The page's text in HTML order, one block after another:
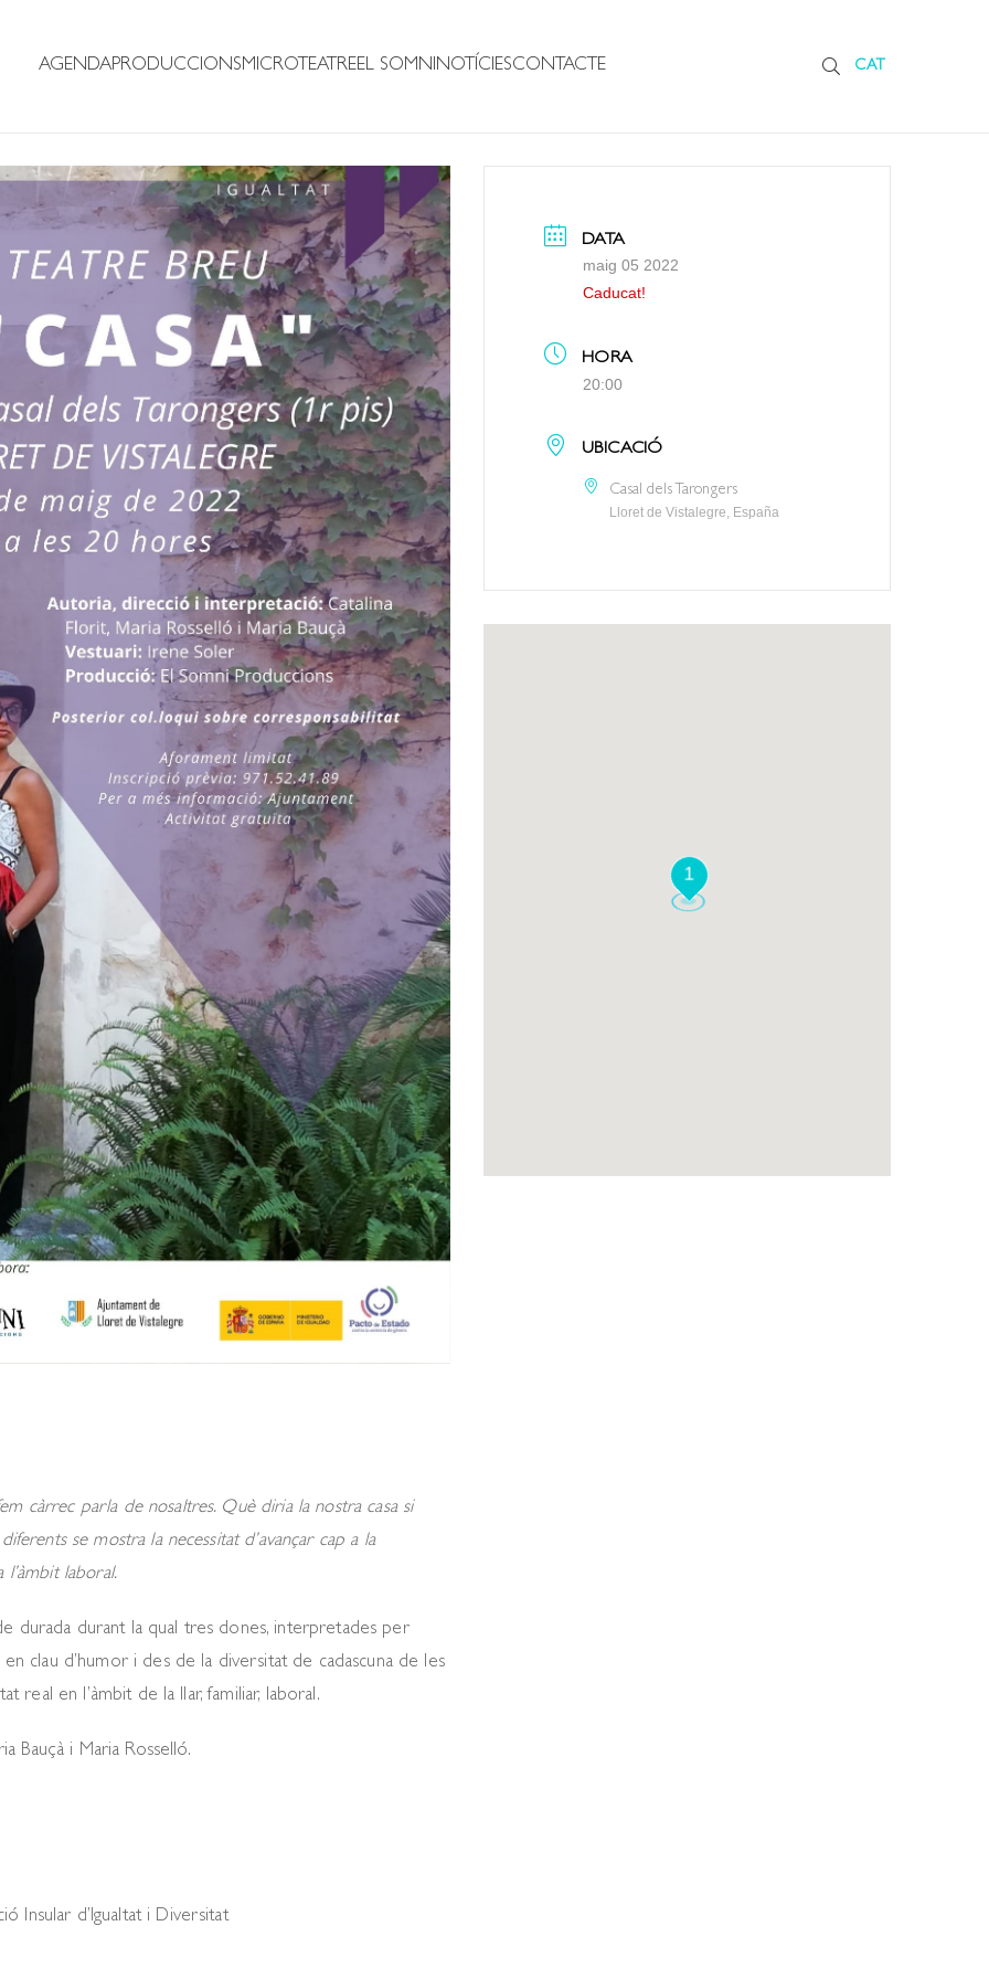
AGENDAPRODUCCIONSMICROTEATREEL SOMNINOTÍCIESCONTACTE CAT
càrrec parla de nosaltres. Què diria la nostra casa si
se mostra la necessitat d’avançar cap a la
l’àmbit laboral.
durada durant la qual tres dones, interpretades per
clau d’humor i des de la diversitat de cadascuna de les
real en l’àmbit de la llar, familiar, laboral.
Bauçà i Maria Rosselló.
Insular d’Igualtat i Diversitat
DATA
maig 05 2022
Caducat!
HORA
20:00
UBICACIÓ
Casal dels Tarongers
Lloret de Vistalegre, España
1